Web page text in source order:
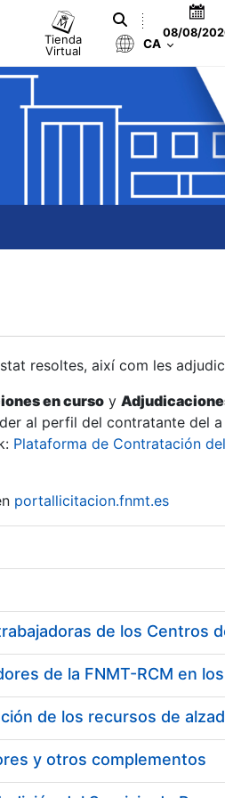
Tienda
Virtual
08/08/
CA
resoltes, així com les
en curso y
al perfil del contratante del a
Plataforma de Contratación
portallicitacion.fnmt.es
y otros complementos